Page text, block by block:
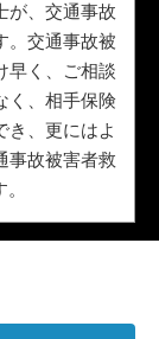
が、交通事故
。交通事故被
早く、ご相談
く、相手保険
き、更にはよ
事故被害者救